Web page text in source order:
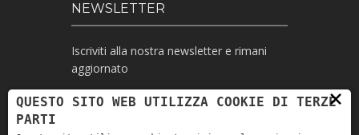
NEWSLETTER
Iscriviti alla nostra newsletter e rimani
aggiornato
Ho letto l'informativa e autorizzo il
×
QUESTO SITO WEB UTILIZZA COOKIE DI TERZE
PARTI